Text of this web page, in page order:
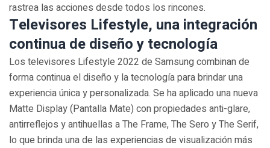
rastrea las acciones desde todos los rincones.
Televisores Lifestyle, una integración
continua de diseño y tecnología
Los televisores Lifestyle 2022 de Samsung combinan de
forma continua el diseño y la tecnología para brindar una
experiencia única y personalizada. Se ha aplicado una nueva
Matte Display (Pantalla Mate) con propiedades anti-glare,
antirreflejos y antihuellas a The Frame, The Sero y The Serif,
lo que brinda una de las experiencias de visualización más